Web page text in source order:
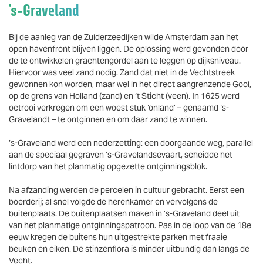
’s-Graveland
Bij de aanleg van de Zuiderzeedijken wilde Amsterdam aan het
open havenfront blijven liggen. De oplossing werd gevonden door
de te ontwikkelen grachtengordel aan te leggen op dijksniveau.
Hiervoor was veel zand nodig. Zand dat niet in de Vechtstreek
gewonnen kon worden, maar wel in het direct aangrenzende Gooi,
op de grens van Holland (zand) en ‘t Sticht (veen). In 1625 werd
octrooi verkregen om een woest stuk ‘onland’ – genaamd ‘s-
Gravelandt – te ontginnen en om daar zand te winnen.
’s-Graveland werd een nederzetting: een doorgaande weg, parallel
aan de speciaal gegraven ’s-Gravelandsevaart, scheidde het
lintdorp van het planmatig opgezette ontginningsblok.
Na afzanding werden de percelen in cultuur gebracht. Eerst een
boerderij; al snel volgde de herenkamer en vervolgens de
buitenplaats. De buitenplaatsen maken in ’s-Graveland deel uit
van het planmatige ontginningspatroon. Pas in de loop van de 18e
eeuw kregen de buitens hun uitgestrekte parken met fraaie
beuken en eiken. De stinzenflora is minder uitbundig dan langs de
Vecht.